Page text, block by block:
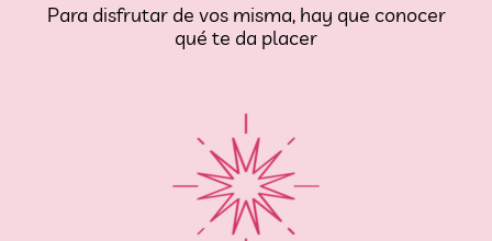
Para disfrutar de vos misma, hay que conocer
qué te da placer